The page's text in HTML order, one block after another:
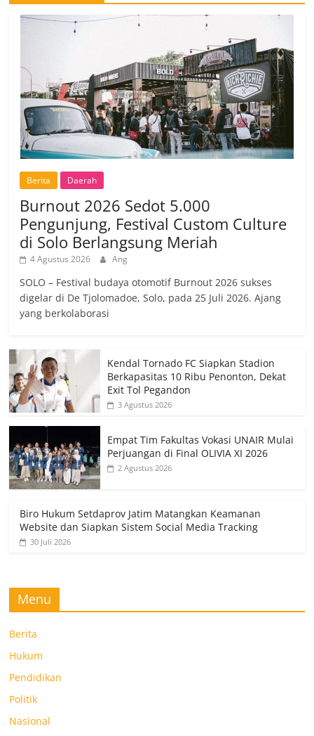
Berita Daerah
Burnout 2026 Sedot 5.000
Pengunjung, Festival Custom Culture
di Solo Berlangsung Meriah
4 Agustus 2026 Ang
SOLO – Festival budaya otomotif Burnout 2026 sukses
digelar di De Tjolomadoe, Solo, pada 25 Juli 2026. Ajang
yang berkolaborasi
Kendal Tornado FC Siapkan Stadion
Berkapasitas 10 Ribu Penonton, Dekat
Exit Tol Pegandon
3 Agustus 2026
Empat Tim Fakultas Vokasi UNAIR Mulai
Perjuangan di Final OLIVIA XI 2026
2 Agustus 2026
Biro Hukum Setdaprov Jatim Matangkan Keamanan
Website dan Siapkan Sistem Social Media Tracking
30 Juli 2026
Menu
Berita
Hukum
Pendidikan
Politik
Nasional